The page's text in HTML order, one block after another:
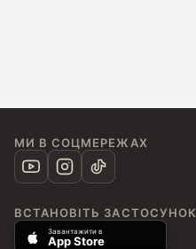
МИ В СОЦМЕРЕЖАХ
ВСТАНОВІТЬ ЗАСТОСУНОК
Завантажити в
App Store